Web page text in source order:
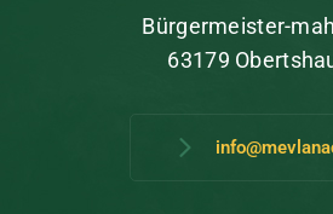
Bürgermeister-
63179